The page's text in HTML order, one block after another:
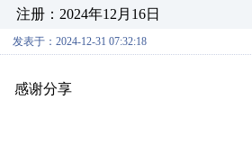
注册：2024年12月16日
发表于：2024-12-31 07:32:18
感谢分享